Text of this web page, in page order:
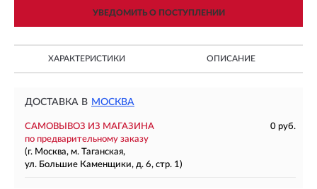
УВЕДОМИТЬ О ПОСТУПЛЕНИИ
ХАРАКТЕРИСТИКИ ОПИСАНИЕ
ДОСТАВКА В МОСКВА
САМОВЫВОЗ ИЗ МАГАЗИНА
0 руб.
по предварительному заказу
(г. Москва, м. Таганская,
ул. Большие Каменщики, д. 6, стр. 1)